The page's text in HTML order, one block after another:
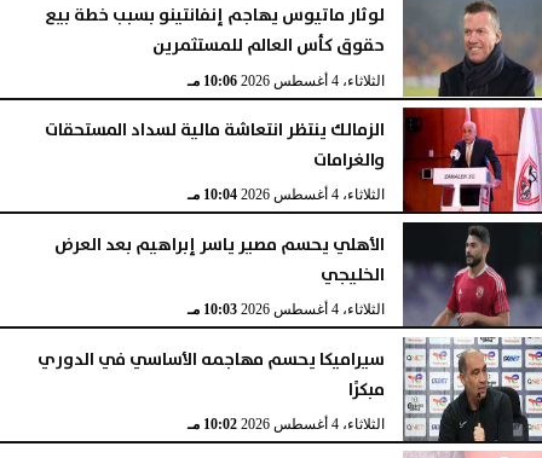
لوثار ماتيوس يهاجم إنفانتينو بسبب خطة بيع
حقوق كأس العالم للمستثمرين
الثلاثاء، 4 أغسطس 2026 10:06 مـ
الزمالك ينتظر انتعاشة مالية لسداد المستحقات
والغرامات
الثلاثاء، 4 أغسطس 2026 10:04 مـ
الأهلي يحسم مصير ياسر إبراهيم بعد العرض
الخليجي
الثلاثاء، 4 أغسطس 2026 10:03 مـ
سيراميكا يحسم مهاجمه الأساسي في الدوري
مبكرًا
الثلاثاء، 4 أغسطس 2026 10:02 مـ